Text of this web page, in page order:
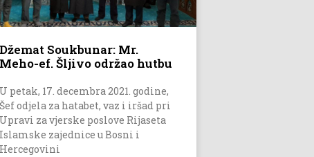
Džemat Soukbunar: Mr.
Meho-ef. Šljivo održao hutbu
U petak, 17. decembra 2021. godine,
Šef odjela za hatabet, vaz i iršad pri
Upravi za vjerske poslove Rijaseta
Islamske zajednice u Bosni i
Hercegovini